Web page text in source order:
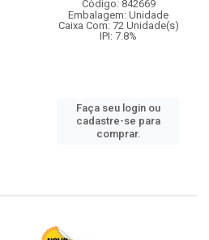
Código: 842669
Embalagem: Unidade
Caixa Com: 72 Unidade(s)
IPI: 7.8%
Faça seu login ou
cadastre-se para
comprar.